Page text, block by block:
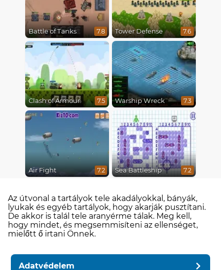
Battle of Tanks 7.8 Tower Defense 7.6
Clash of Armour 7.5 Warship Wreck 7.3
Air Fight 7.2 Sea Battleship 7.2
Az útvonal a tartályok tele akadályokkal, bányák,
lyukak és egyéb tartályok, hogy akarják pusztítani.
De akkor is talál tele aranyérme tálak. Meg kell,
hogy mindet, és megsemmisíteni az ellenséget,
mielőtt ő irtani Önnek.
Adatvédelem